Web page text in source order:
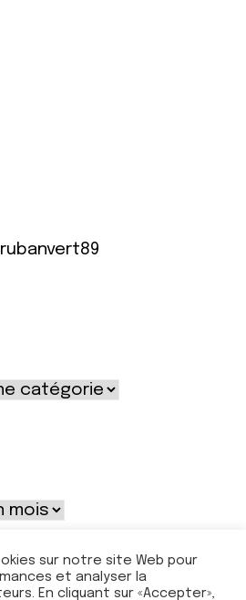
sur notre site Web pour
et analyser la
En cliquant sur «Accepter»,